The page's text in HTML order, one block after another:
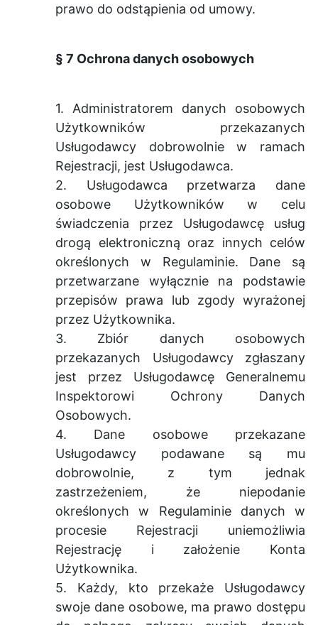
prawo do odstąpienia od umowy.
§ 7 Ochrona danych osobowych
1. Administratorem danych osobowych
Użytkowników przekazanych
Usługodawcy dobrowolnie w ramach
Rejestracji, jest Usługodawca.
2. Usługodawca przetwarza dane
osobowe Użytkowników w celu
świadczenia przez Usługodawcę usług
drogą elektroniczną oraz innych celów
określonych w Regulaminie. Dane są
przetwarzane wyłącznie na podstawie
przepisów prawa lub zgody wyrażonej
przez Użytkownika.
3. Zbiór danych osobowych
przekazanych Usługodawcy zgłaszany
jest przez Usługodawcę Generalnemu
Inspektorowi Ochrony Danych
Osobowych.
4. Dane osobowe przekazane
Usługodawcy podawane są mu
dobrowolnie, z tym jednak
zastrzeżeniem, że niepodanie
określonych w Regulaminie danych w
procesie Rejestracji uniemożliwia
Rejestrację i założenie Konta
Użytkownika.
5. Każdy, kto przekaże Usługodawcy
swoje dane osobowe, ma prawo dostępu